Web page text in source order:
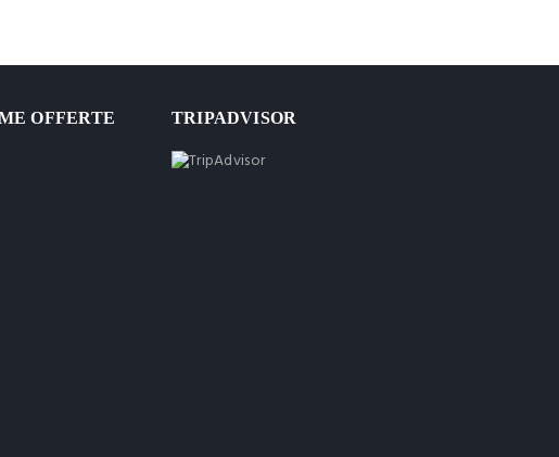
OFFERTE TRIPADVISOR